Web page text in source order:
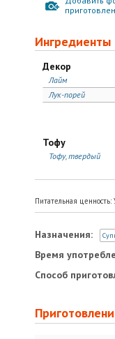
Ингредиенты
Декор
Лайм
Лук-порей
Тофу
Тофу, твердый
Питательная ценность:
Назначения:
Время
Способ